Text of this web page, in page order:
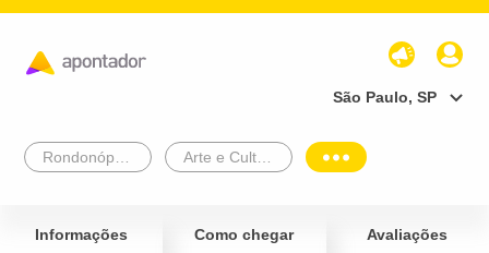
São Paulo, SP
Informações Como chegar Avaliações